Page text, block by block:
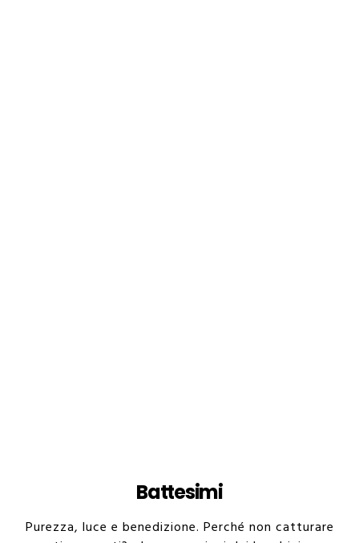
Battesimi
Purezza, luce e benedizione. Perché non catturare